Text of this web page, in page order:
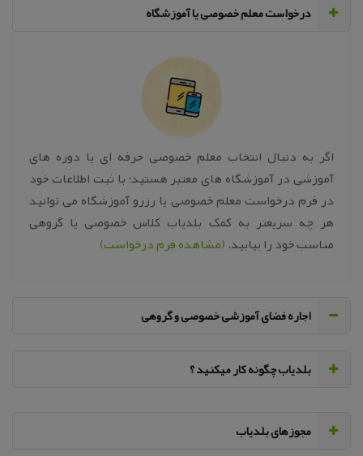
‌درخواست معلم خصوصی یا آموزشگاه
اگر به دنبال انتخاب معلم خصوصی حرفه ای یا دوره های
آموزشی در آموزشگاه های معتبر هستید؛ با ثبت اطلاعات خود
در فرم درخواست معلم خصوصی یا رزرو آموزشگاه می توانید
هر چه سریعتر به کمک بلدیاب کلاس خصوصی یا گروهی
مناسب خود را بیابید.(مشاهده فرم درخواست)
اجاره فضای آموزشی خصوصی و گروهی
‌بلدیاب چگونه کار میکنید ؟
مجوزهای بلدیاب